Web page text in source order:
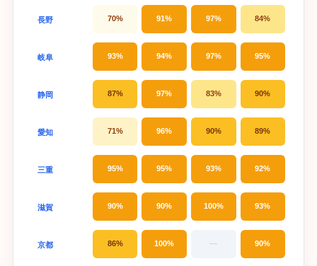
長野 70% 91% 97% 84%
岐阜 93% 94% 97% 95%
静岡 87% 97% 83% 90%
愛知 71% 96% 90% 89%
三重 95% 95% 93% 92%
滋賀 90% 90% 100% 93%
京都 86% 100% — 90%